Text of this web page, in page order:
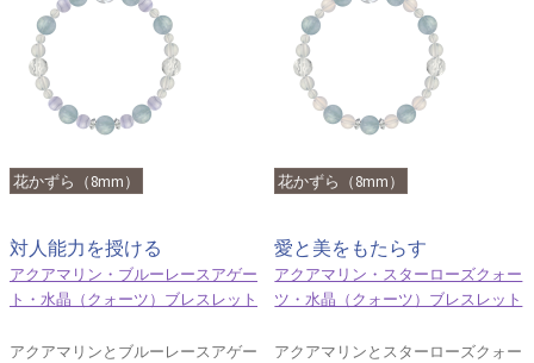
花かずら（8mm）
対人能力を授ける
アクアマリン・ブルーレースアゲー
ト・水晶（クォーツ）ブレスレット
アクアマリンとブルーレースアゲー
花かずら（8mm）
愛と美をもたらす
アクアマリン・スターローズクォー
ツ・水晶（クォーツ）ブレスレット
アクアマリンとスターローズクォー